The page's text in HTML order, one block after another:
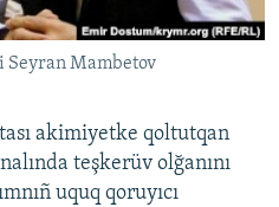
Seyran Mambetov
akimiyetke qoltutqan
teşkerüv olğanını
uquq qoruyıcı